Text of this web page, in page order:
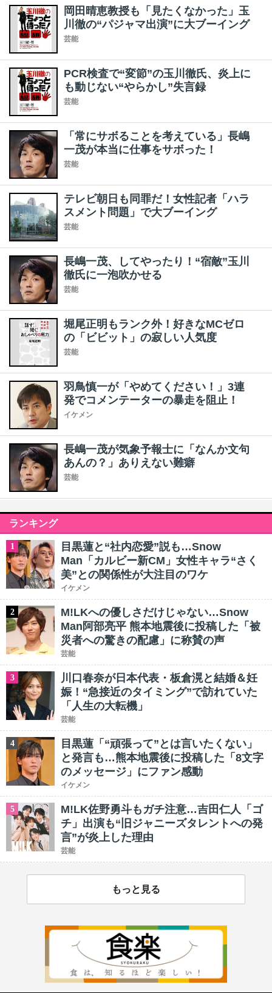
岡田晴恵教授も「見たくなかった」玉
川徹の“パジャマ出演”に大ブーイング
芸能
PCR検査で“変節”の玉川徹氏、炎上に
も動じない“やらかし”失言録
芸能
「常にサボることを考えている」長嶋
一茂が本当に仕事をサボった！
芸能
テレビ朝日も同罪だ！女性記者「ハラ
スメント問題」で大ブーイング
芸能
長嶋一茂、してやったり！“宿敵”玉川
徹氏に一泡吹かせる
芸能
堀尾正明もランク外！好きなMCゼロ
の「ビビット」の寂しい人気度
芸能
羽鳥慎一が「やめてください！」3連
発でコメンテーターの暴走を阻止！
イケメン
長嶋一茂が気象予報士に「なんか文句
あんの？」ありえない難癖
芸能
ランキング
1
目黒蓮と“社内恋愛”説も…Snow
Man「カルビー新CM」女性キャラ“さく
美”との関係性が大注目のワケ
イケメン
2
M!LKへの優しさだけじゃない…Snow
Man阿部亮平 熊本地震後に投稿した「被
災者への驚きの配慮」に称賛の声
芸能
3
川口春奈が日本代表・板倉滉と結婚＆妊
娠！“急接近のタイミング”で訪れていた
「人生の大転機」
芸能
4
目黒蓮「“頑張って”とは言いたくない」
と発言も…熊本地震後に投稿した「8文字
のメッセージ」にファン感動
イケメン
5
M!LK佐野勇斗もガチ注意…吉田仁人「ゴ
チ」出演も“旧ジャニーズタレントへの発
言”が炎上した理由
芸能
もっと見る